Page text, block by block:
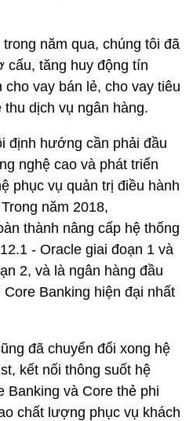
năm qua, chúng tôi đã
cấu, tăng huy động tín
vay bán lẻ, cho vay tiêu
dịch vụ ngân hàng.
định hướng cần phải đầu
nghệ cao và phát triển
phục vụ quản trị điều hành
năm 2018,
thành nâng cấp hệ thống
- Oracle giai đoạn 1 và
2, và là ngân hàng đầu
Banking hiện đại nhất
đã chuyển đổi xong hệ
kết nối thông suốt hệ
Banking và Core thẻ phi
chất lượng phục vụ khách